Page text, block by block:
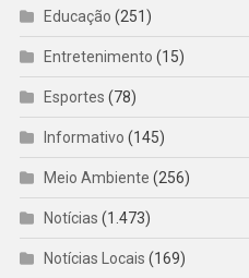
Educação (251)
Entretenimento (15)
Esportes (78)
Informativo (145)
Meio Ambiente (256)
Notícias (1.473)
Notícias Locais (169)